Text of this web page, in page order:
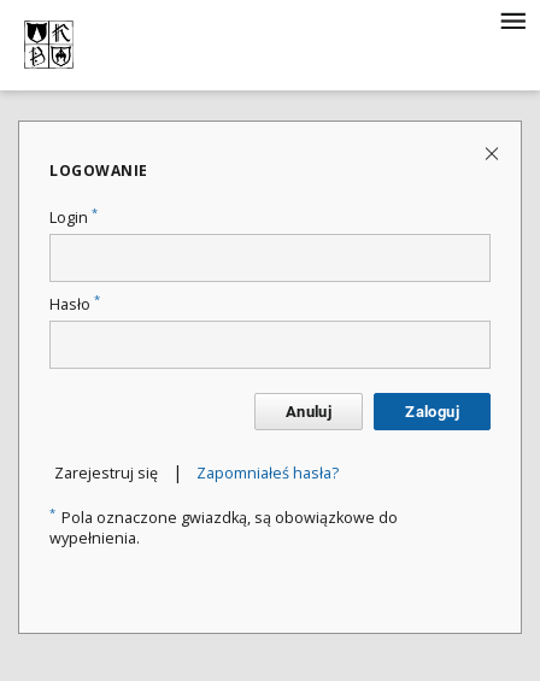
LOGOWANIE
Login *
Hasło *
Anuluj Zaloguj
Zarejestruj się | Zapomniałeś hasła?
* Pola oznaczone gwiazdką, są obowiązkowe do
wypełnienia.